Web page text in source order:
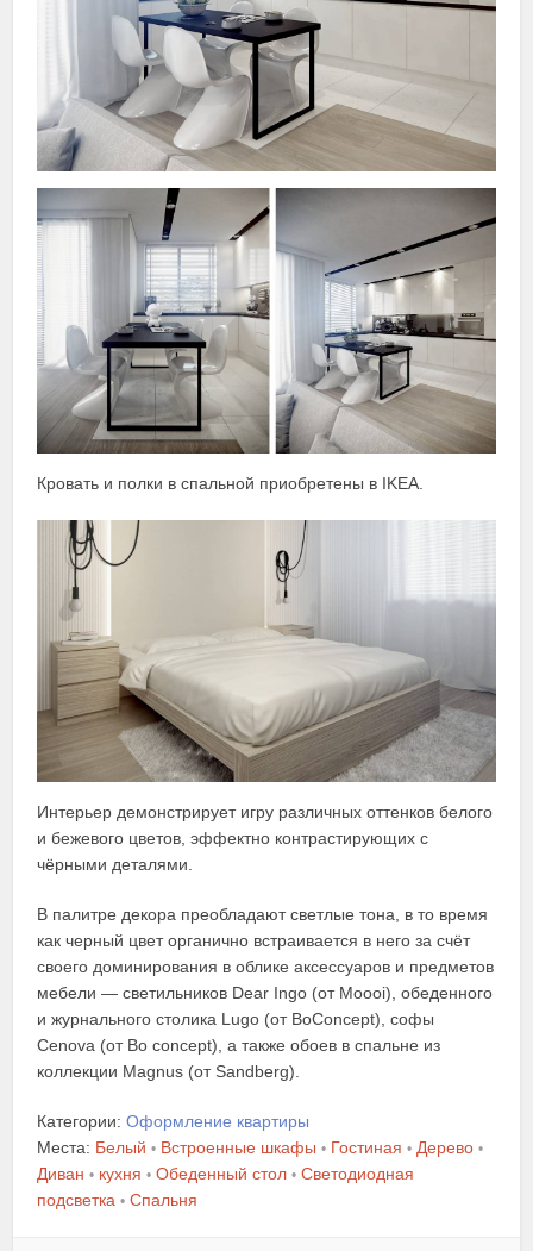
Кровать и полки в спальной приобретены в IKEA.
Интерьер демонстрирует игру различных оттенков белого
и бежевого цветов, эффектно контрастирующих с
чёрными деталями.
В палитре декора преобладают светлые тона, в то время
как черный цвет органично встраивается в него за счёт
своего доминирования в облике аксессуаров и предметов
мебели — светильников Dear Ingo (от Moooi), обеденного
и журнального столика Lugo (от BoConcept), софы
Cenova (от Bo concept), а также обоев в спальне из
коллекции Magnus (от Sandberg).
Категории:Оформление квартиры
Места: Белый • Встроенные шкафы • Гостиная • Дерево •
Диван • кухня • Обеденный стол • Светодиодная
подсветка • Спальня